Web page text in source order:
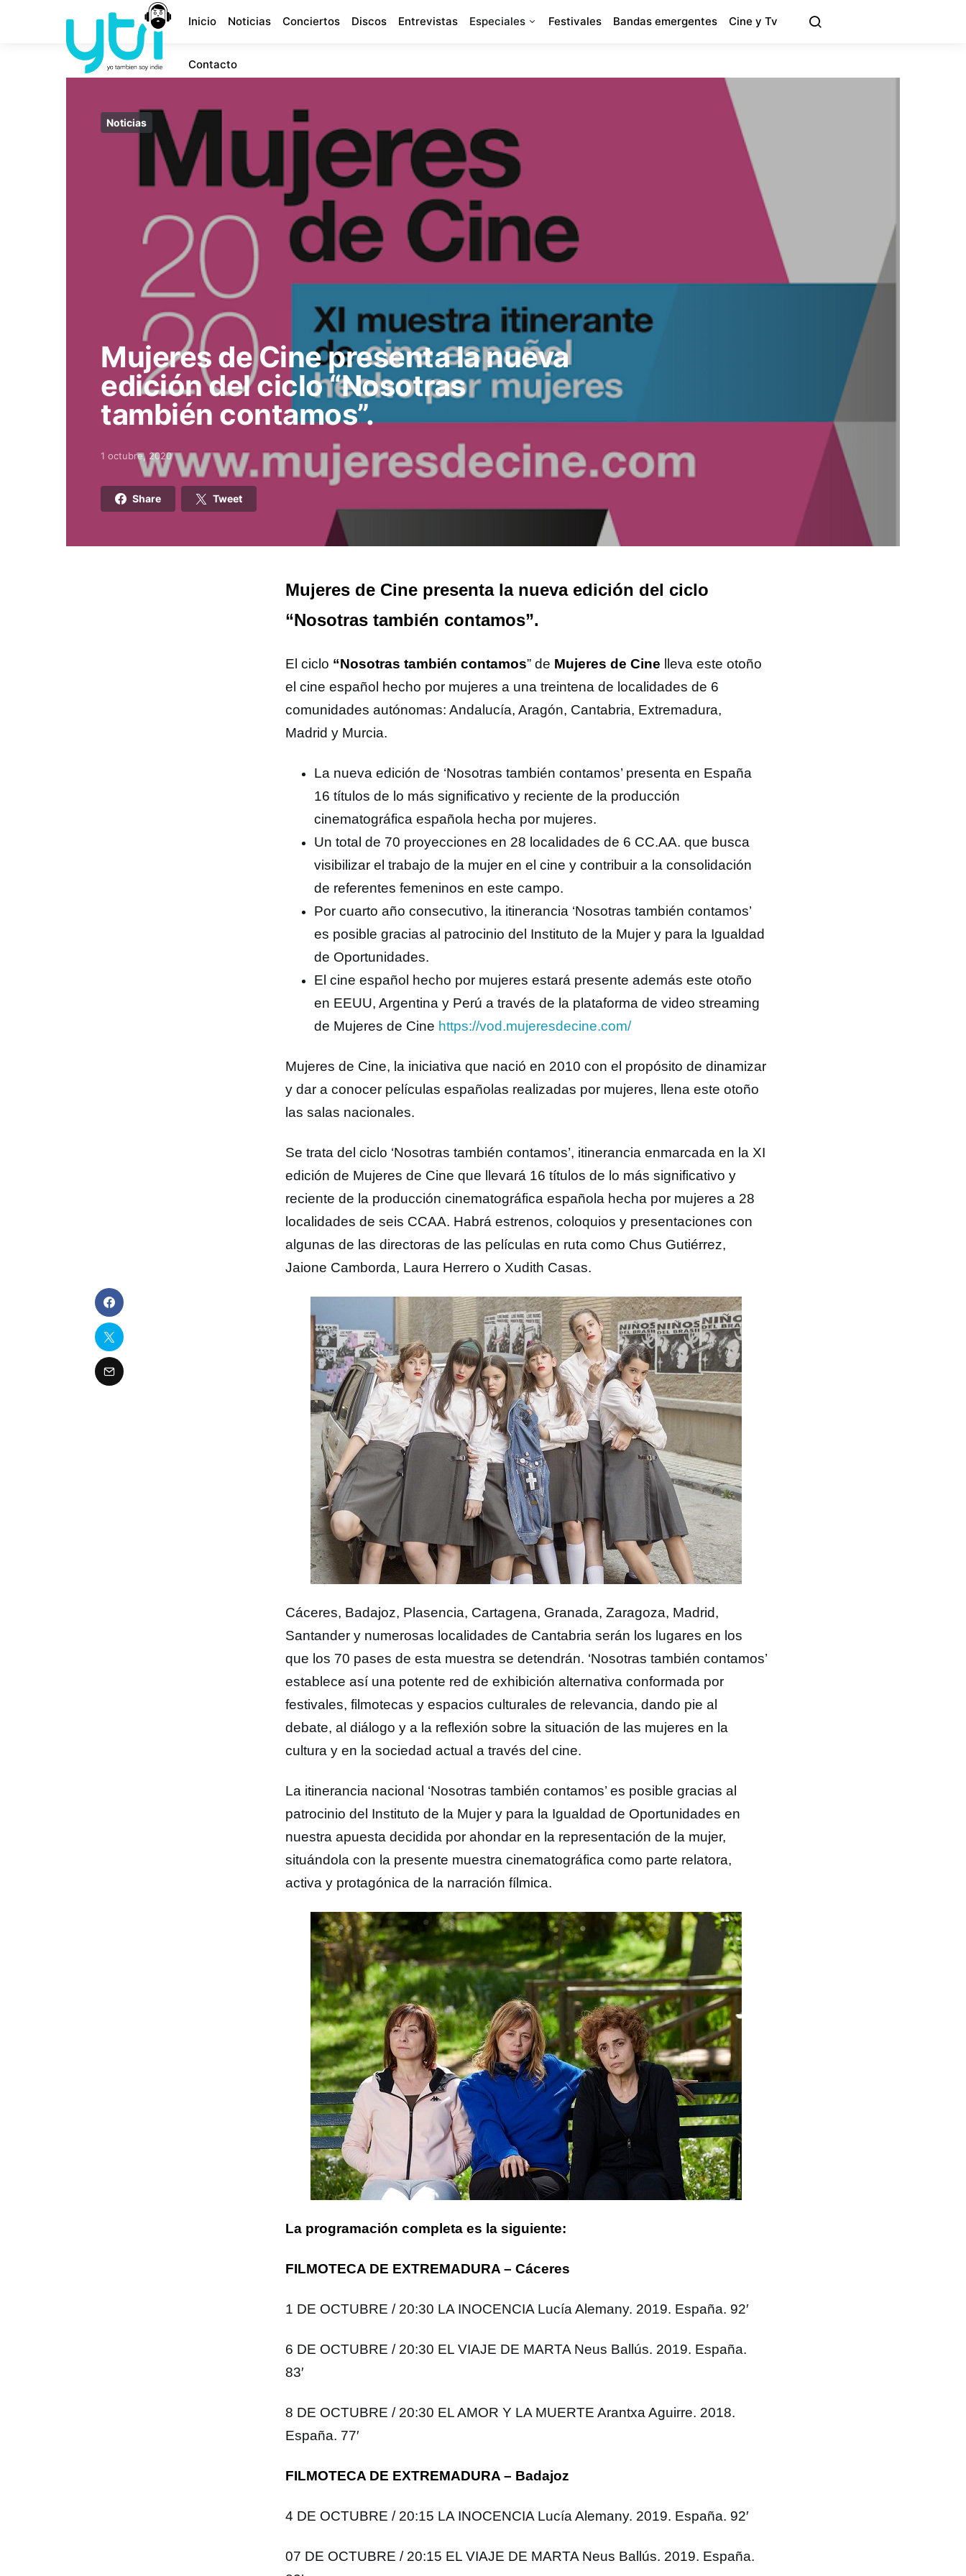
Inicio Noticias Conciertos Discos Entrevistas Especiales Festivales Bandas emergentes Cine y Tv
Contacto
Noticias
Mujeres de Cine presenta la nueva
edición del ciclo “Nosotras
también contamos”.
Posted on
1 octubre, 2020
Share Tweet
Mujeres de Cine presenta la nueva edición del ciclo
“Nosotras también contamos”.
El ciclo “Nosotras también contamos” de Mujeres de Cine lleva este otoño
el cine español hecho por mujeres a una treintena de localidades de 6
comunidades autónomas: Andalucía, Aragón, Cantabria, Extremadura,
Madrid y Murcia.
La nueva edición de ‘Nosotras también contamos’ presenta en España
16 títulos de lo más significativo y reciente de la producción
cinematográfica española hecha por mujeres.
Un total de 70 proyecciones en 28 localidades de 6 CC.AA. que busca
visibilizar el trabajo de la mujer en el cine y contribuir a la consolidación
de referentes femeninos en este campo.
Por cuarto año consecutivo, la itinerancia ‘Nosotras también contamos’
es posible gracias al patrocinio del Instituto de la Mujer y para la Igualdad
de Oportunidades.
El cine español hecho por mujeres estará presente además este otoño
en EEUU, Argentina y Perú a través de la plataforma de video streaming
de Mujeres de Cine https://vod.mujeresdecine.com/
Mujeres de Cine, la iniciativa que nació en 2010 con el propósito de dinamizar
y dar a conocer películas españolas realizadas por mujeres, llena este otoño
las salas nacionales.
Se trata del ciclo ‘Nosotras también contamos’, itinerancia enmarcada en la XI
edición de Mujeres de Cine que llevará 16 títulos de lo más significativo y
reciente de la producción cinematográfica española hecha por mujeres a 28
localidades de seis CCAA. Habrá estrenos, coloquios y presentaciones con
algunas de las directoras de las películas en ruta como Chus Gutiérrez,
Jaione Camborda, Laura Herrero o Xudith Casas.
Cáceres, Badajoz, Plasencia, Cartagena, Granada, Zaragoza, Madrid,
Santander y numerosas localidades de Cantabria serán los lugares en los
que los 70 pases de esta muestra se detendrán. ‘Nosotras también contamos’
establece así una potente red de exhibición alternativa conformada por
festivales, filmotecas y espacios culturales de relevancia, dando pie al
debate, al diálogo y a la reflexión sobre la situación de las mujeres en la
cultura y en la sociedad actual a través del cine.
La itinerancia nacional ‘Nosotras también contamos’ es posible gracias al
patrocinio del Instituto de la Mujer y para la Igualdad de Oportunidades en
nuestra apuesta decidida por ahondar en la representación de la mujer,
situándola con la presente muestra cinematográfica como parte relatora,
activa y protagónica de la narración fílmica.
La programación completa es la siguiente:
FILMOTECA DE EXTREMADURA – Cáceres
1 DE OCTUBRE / 20:30 LA INOCENCIA Lucía Alemany. 2019. España. 92′
6 DE OCTUBRE / 20:30 EL VIAJE DE MARTA Neus Ballús. 2019. España.
83′
8 DE OCTUBRE / 20:30 EL AMOR Y LA MUERTE Arantxa Aguirre. 2018.
España. 77′
FILMOTECA DE EXTREMADURA – Badajoz
4 DE OCTUBRE / 20:15 LA INOCENCIA Lucía Alemany. 2019. España. 92′
07 DE OCTUBRE / 20:15 EL VIAJE DE MARTA Neus Ballús. 2019. España.